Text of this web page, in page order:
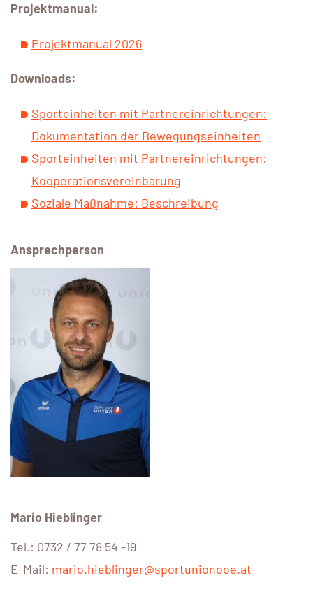
Projektmanual:
Projektmanual 2026
Downloads:
Sporteinheiten mit Partnereinrichtungen:
Dokumentation der Bewegungseinheiten
Sporteinheiten mit Partnereinrichtungen:
Kooperationsvereinbarung
Soziale Maßnahme: Beschreibung
Ansprechperson
Mario Hieblinger
Tel.: 0732 / 77 78 54 -19
E-Mail: mario.hieblinger@sportunionooe.at